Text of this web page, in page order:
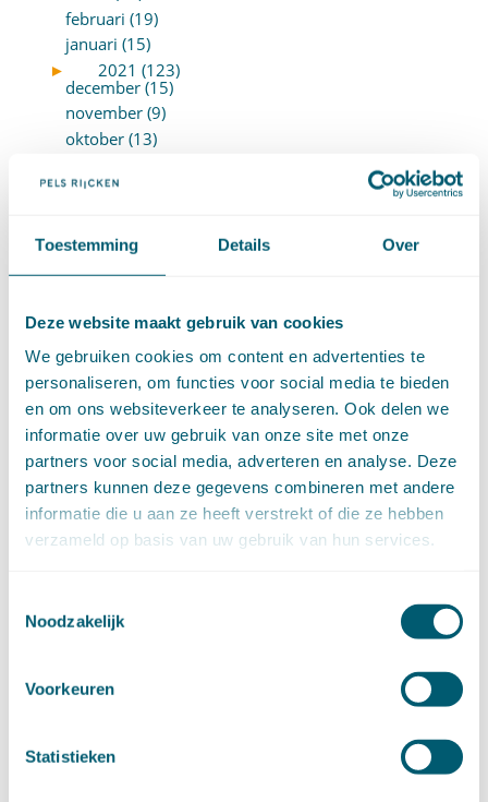
Toestemming Details Over
Deze website maakt gebruik van cookies
We gebruiken cookies om content en advertenties te
personaliseren, om functies voor social media te bieden
en om ons websiteverkeer te analyseren. Ook delen we
informatie over uw gebruik van onze site met onze
partners voor social media, adverteren en analyse. Deze
partners kunnen deze gegevens combineren met andere
informatie die u aan ze heeft verstrekt of die ze hebben
verzameld op basis van uw gebruik van hun services.
Noodzakelijk
Voorkeuren
Statistieken
februari (19)
januari (15)
►
2021 (123)
december (15)
november (9)
oktober (13)
augustus (7)
juni (14)
maart (14)
januari (15)
►
2020 (154)
december (6)
november (14)
oktober (14)
september (8)
augustus (2)
juli (20)
april (20)
januari (17)
november (8)